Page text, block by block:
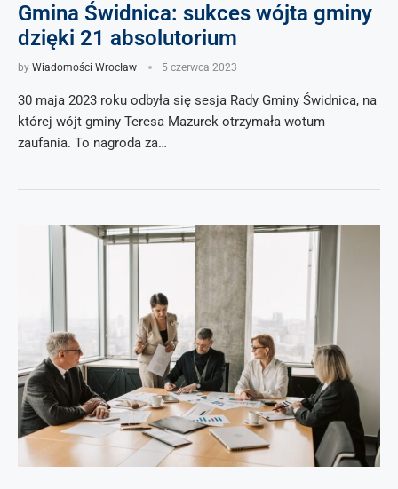
Gmina Świdnica: sukces wójta gminy
dzięki 21 absolutorium
by Wiadomości Wrocław 5 czerwca 2023
30 maja 2023 roku odbyła się sesja Rady Gminy Świdnica, na
której wójt gminy Teresa Mazurek otrzymała wotum
zaufania. To nagroda za…